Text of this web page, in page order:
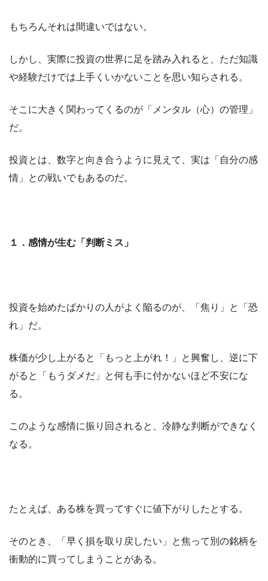
もちろんそれは間違いではない。
しかし、実際に投資の世界に足を踏み入れると、ただ知識
や経験だけでは上手くいかないことを思い知らされる。
そこに大きく関わってくるのが「メンタル（心）の管理」
だ。
投資とは、数字と向き合うように見えて、実は「自分の感
情」との戦いでもあるのだ。
１．感情が生む「判断ミス」
投資を始めたばかりの人がよく陥るのが、「焦り」と「恐
れ」だ。
株価が少し上がると「もっと上がれ！」と興奮し、逆に下
がると「もうダメだ」と何も手に付かないほど不安にな
る。
このような感情に振り回されると、冷静な判断ができなく
なる。
たとえば、ある株を買ってすぐに値下がりしたとする。
そのとき、「早く損を取り戻したい」と焦って別の銘柄を
衝動的に買ってしまうことがある。